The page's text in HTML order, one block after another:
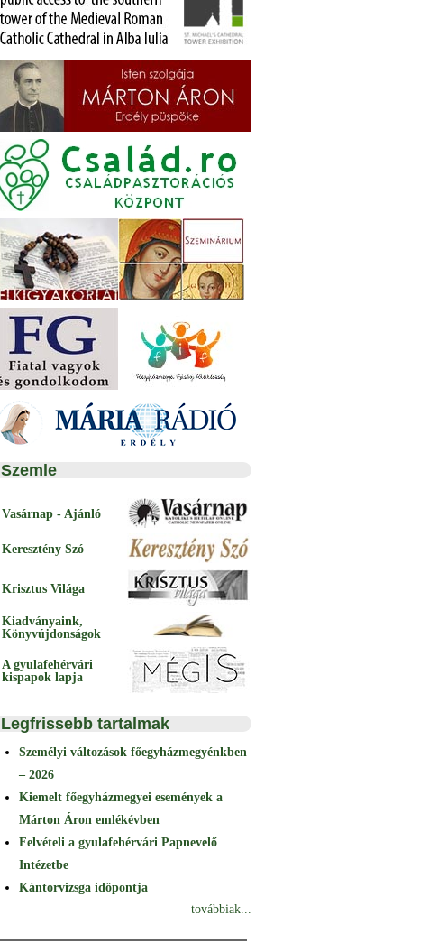
Szemle
Vasárnap - Ajánló
Keresztény Szó
Krisztus Világa
Kiadványaink,
Könyvújdonságok
A gyulafehérvári
kispapok lapja
Legfrissebb tartalmak
Személyi változások főegyházmegyénkben
– 2026
Kiemelt főegyházmegyei események a
Márton Áron emlékévben
Felvételi a gyulafehérvári Papnevelő
Intézetbe
Kántorvizsga időpontja
továbbiak...